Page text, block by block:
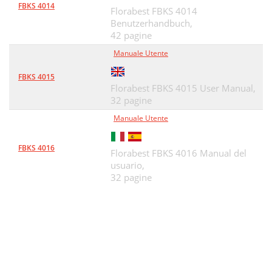
FBKS 4014
Florabest FBKS 4014
Benutzerhandbuch,
42 pagine
FBKS 4015
Manuale Utente
Florabest FBKS 4015 User Manual,
32 pagine
FBKS 4016
Manuale Utente
Florabest FBKS 4016 Manual del
usuario,
32 pagine